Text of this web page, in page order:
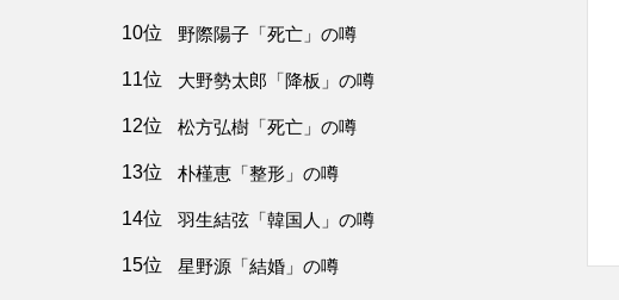
10位 野際陽子「死亡」の噂
11位 大野勢太郎「降板」の噂
12位 松方弘樹「死亡」の噂
13位 朴槿恵「整形」の噂
14位 羽生結弦「韓国人」の噂
15位 星野源「結婚」の噂